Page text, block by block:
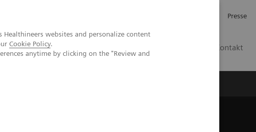
websites and personalize content
Cookie Policy.
anytime by clicking on the "Review and
Presse
Kontakt